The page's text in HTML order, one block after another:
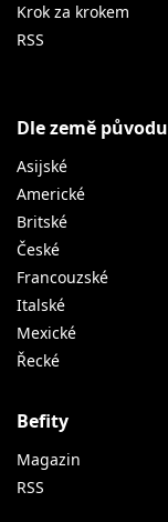
Krok za krokem
RSS
Dle země původu
Asijské
Americké
Britské
České
Francouzské
Italské
Mexické
Řecké
Befity
Magazin
RSS